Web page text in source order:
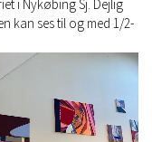
i Nykøbing Sj. Dejlig
kan ses til og med 1/2-